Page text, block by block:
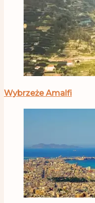
Wybrzeże Amalfi